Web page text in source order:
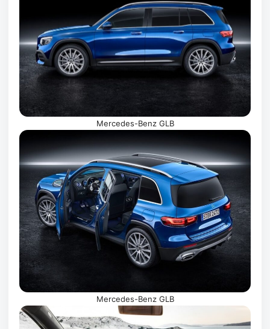
Mercedes-Benz GLB
Mercedes-Benz GLB